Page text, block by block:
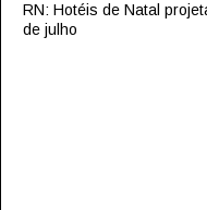
RN: Hotéis de Natal
de julho